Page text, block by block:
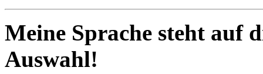
Meine Sprache steht auf
Auswahl!